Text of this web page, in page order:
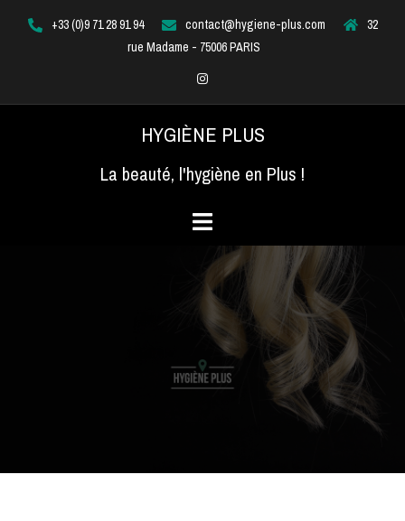
+33 (0)9 71 28 91 94 contact@hygiene-plus.com
32
rue Madame - 75006 PARIS
Instagram
HYGIÈNE PLUS
La beauté, l'hygiène en Plus !